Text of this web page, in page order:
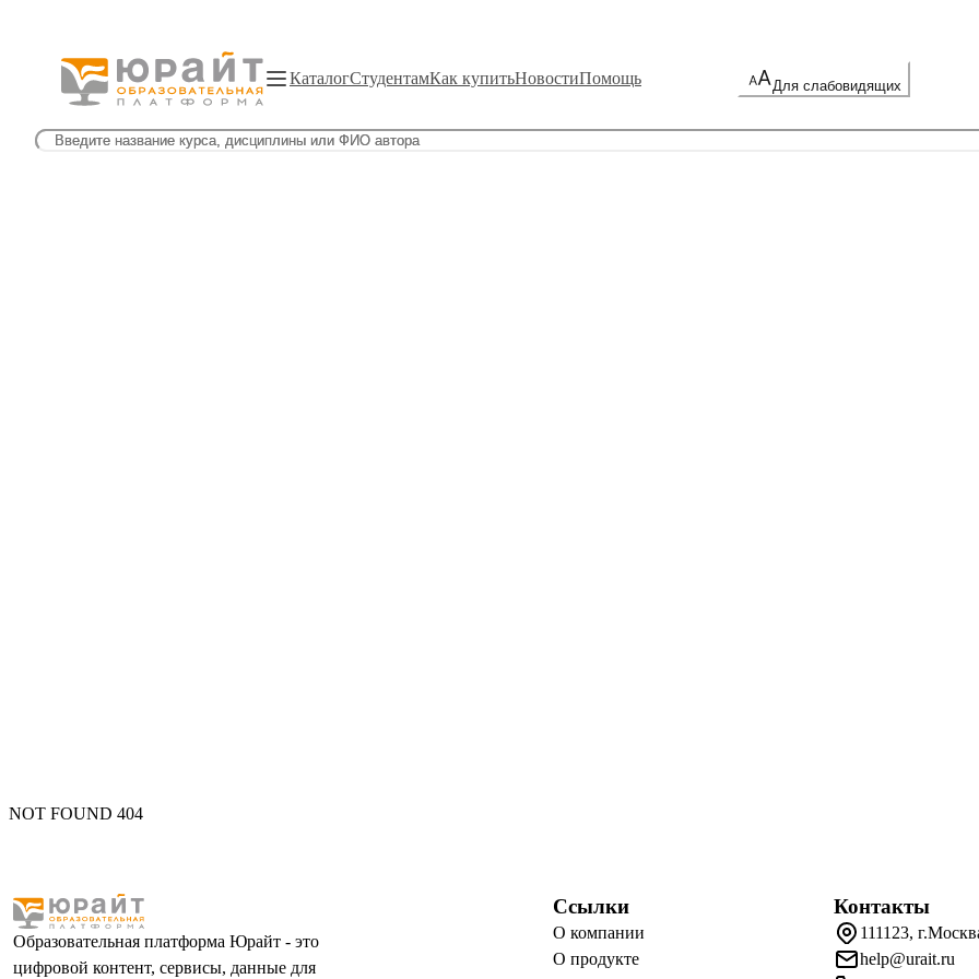
КаталогСтудентамКак купитьНовостиПомощь Для слабовидящих
NOT FOUND 404
Образовательная платформа Юрайт - это
цифровой контент, сервисы, данные для
Ссылки
О компании
О продукте
Контакты
111123,
help@urait.ru